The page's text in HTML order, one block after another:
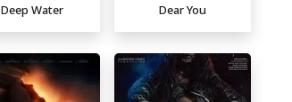
Deep Water Dear You